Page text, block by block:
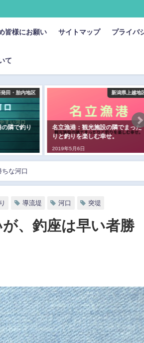
皆様にお願い サイトマップ プライバ
て
田・胎内地区
の隣で釣り
新潟県上越地
名立漁港：観光施設の隣でまった
りと釣りを楽しむ幸せ。
2019年5月6日
な河口
導流堤 河口 突堤
、釣座は早い者勝